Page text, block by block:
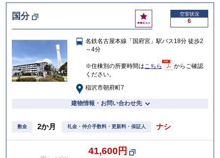
国分
お
気
入
空室状況
6
名鉄名古屋本線「国府宮」駅バス18分 徒歩2
～4分
※住棟別の所要時間はこちら
からご確認
ください。
稲沢市朝府町7
建物情報・お問い合わせ先
敷金 2か月 礼金・仲介手数料・更新料・保証人 ナシ
41,600円